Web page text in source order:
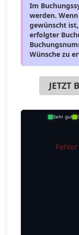
Im
werden.
gewünscht
erfolgter
Wünsche zu
JETZT